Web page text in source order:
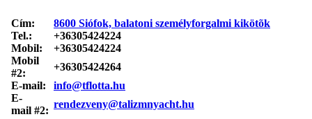
Cím:
8600 Siófok, balatoni személyforgalmi kikötõk
Tel.:
+36305424224
Mobil:
+36305424224
Mobil
#2:
+36305424264
E-mail:
info@tflotta.hu
E-
mail #2:
rendezveny@talizmnyacht.hu